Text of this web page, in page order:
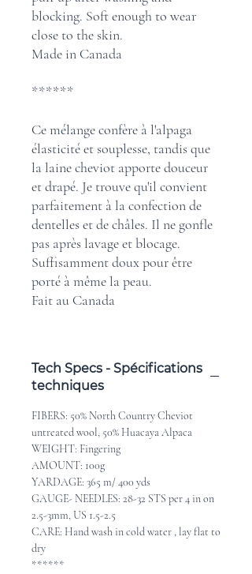
blocking. Soft enough to wear
close to the skin.
Made in Canada
******
Ce mélange confère à l'alpaga
élasticité et souplesse, tandis que
la laine cheviot apporte douceur
et drapé. Je trouve qu'il convient
parfaitement à la confection de
dentelles et de châles. Il ne gonfle
pas après lavage et blocage.
Suffisamment doux pour être
porté à même la peau.
Fait au Canada
Tech Specs - Spécifications
techniques
FIBERS: 50% North Country Cheviot
untreated wool, 50% Huacaya Alpaca
WEIGHT: Fingering
AMOUNT: 100g
YARDAGE: 365 m/ 400 yds
GAUGE- NEEDLES: 28-32 STS per 4 in on
2.5-3mm, US 1.5-2.5
CARE: Hand wash in cold water , lay flat to
dry
******